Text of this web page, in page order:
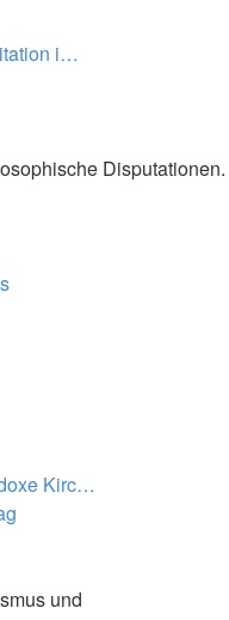
i…
Disputationen.
Kirc…
und